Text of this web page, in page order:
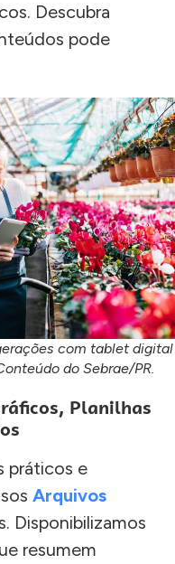
Descubra
pode
com tablet digital
do Sebrae/PR.
Planilhas
práticos e
Arquivos
Disponibilizamos
resumem